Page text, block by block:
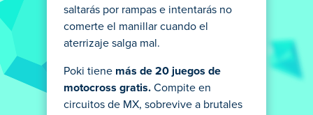
saltarás por rampas e intentarás no
comerte el manillar cuando el
aterrizaje salga mal.
Poki tiene más de 20 juegos de
motocross gratis. Compite en
circuitos de MX, sobrevive a brutales